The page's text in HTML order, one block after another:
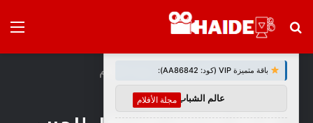
بحث
الرئيسية/ مجلة الأفلام
مجلة الأفلام
توصيات :
باقة متميزة VIP (كود: AA86842):
عالم الشباب